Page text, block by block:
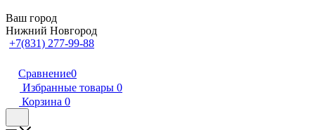
Ваш город
Нижний Новгород
+7(831) 277-99-88
Сравнение0
Избранные товары 0
Корзина 0